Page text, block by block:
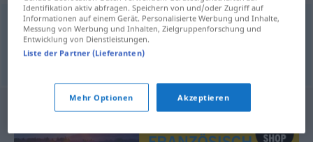
ensemencement,semis
Identifikation aktiv abfragen. Speichern von und/oder Zugriff auf
Informationen auf einem Gerät. Personalisierte Werbung und Inhalte,
Messung von Werbung und Inhalten, Zielgruppenforschung und
Entwicklung von Dienstleistungen.
Liste der Partner (Lieferanten)
Mehr Optionen Akzeptieren